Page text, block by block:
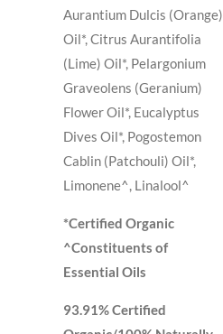
Aurantium Dulcis (Orange)
Oil*, Citrus Aurantifolia
(Lime) Oil*, Pelargonium
Graveolens (Geranium)
Flower Oil*, Eucalyptus
Dives Oil*, Pogostemon
Cablin (Patchouli) Oil*,
Limonene^, Linalool^
*Certified Organic
^Constituents of
Essential Oils
93.91% Certified